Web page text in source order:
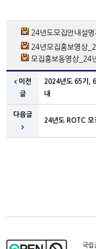
24년도모집안내설
24년모집홍보영상
모집홍보동영상_24
이전
글
2024년도 65기,
내
다음글
24년도 ROTC 모
국립